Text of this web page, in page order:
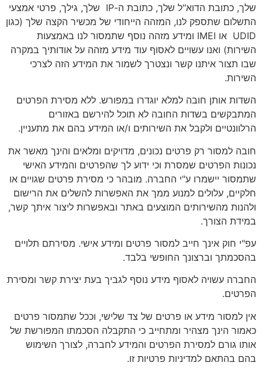
שלך, כתובת הדוא"ל שלך, כתובת ה-IP שלך, גילך, פרטי אמצעי
התשלום שתספק לנו, המזהה הייחודי של מכשיר הקצה שלך (כגון
UDID או IMEI ומידע מזהה נוסף שתמסור לנו באמצעות
השירות) ואנו עשויים לאסוף עוד מידע מזהה על אודותיך במקרה
שבו תצור איתנו קשר ונצטרך לשמור את המידע הזה לצרכי
השירות.
השדות אותן חובה למלא יוגדרו במפורש. ללא מסירת הפרטים
המתבקשים בשדות החובה לא תוכל להירשם באזורים
הרלוונטיים ולקבל את השירותים ו/או המידע בהם את מתעניין.
חובה למסור רק פרטים נכונים, מדויקים ומלאים והינך מאשר את
נכונות הפרטים שמסרת וכי ידוע לך שהפרטים והמידע האישי
שתמסור יישמרו ע"י החברה. מובהר כי מסירת פרטים שגויים או
חלקיים, עלולים למנוע ממך את האפשרות להשלים את הרישום
ולהנות מהשירותים המוצעים באתר ובאפשרות ליצור איתך קשר,
במידת הצורך.
עפ"י חוק אינך חייב למסור פרטים ומידע אישי. מסירתם תלויים
בהסכמתך וברצונך החופשי בלבד.
החברה עשויה לאסוף מידע נוסף לגביך בעת יצירת קשר ומסירת
הפרטים.
אין למסור מידע או פרטים של צד שלישי, וככל שתמסור פרטים
כאמור הינך מצהיר ומתחייב כי התקבלה הסכמתו המפורשת של
אותו גורם למסירת הפרטים והמידע לחברה, לצורך השימוש
בהם בהתאם למדיניות פרטיות זו.